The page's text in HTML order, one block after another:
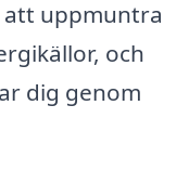
uppmuntra
och
dig genom